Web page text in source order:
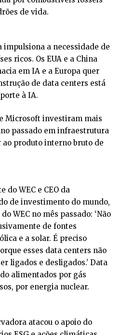
de vida.
impulsiona a necessidade de
ricos. Os EUA e a China
em IA e a Europa quer
de data centers está
à IA.
Microsoft investiram mais
passado em infraestrutura
produto interno bruto de
WEC e CEO da
de investimento do mundo,
WEC no mês passado: ‘Não
de fontes
e a solar. É preciso
esses data centers não
ligados e desligados.’ Data
alimentados por gás
por energia nuclear.
atacou o apoio do